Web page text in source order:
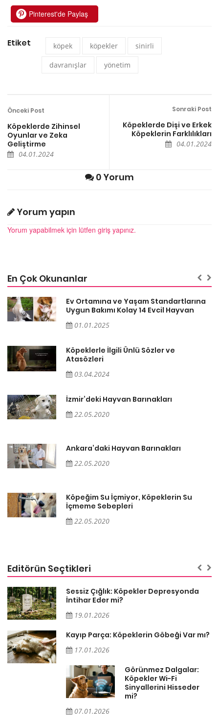
Pinterest'de Paylaş
Etiket köpek köpekler sinirli
davranışlar yönetim
Önceki Post
Köpeklerde Zihinsel
Oyunlar ve Zeka
Geliştirme
04.01.2024
Sonraki Post
Köpeklerde Dişi ve Erkek
Köpeklerin Farklılıkları
04.01.2024
0 Yorum
Yorum yapın
Yorum yapabilmek için lütfen giriş yapınız.
En Çok Okunanlar
Ev Ortamına ve Yaşam Standartlarına
Uygun Bakımı Kolay 14 Evcil Hayvan
01.01.2025
Köpeklerle İlgili Ünlü Sözler ve
Atasözleri
03.04.2024
İzmir’deki Hayvan Barınakları
22.05.2020
Ankara’daki Hayvan Barınakları
22.05.2020
Köpeğim Su İçmiyor, Köpeklerin Su
İçmeme Sebepleri
22.05.2020
Editörün Seçtikleri
Sessiz Çığlık: Köpekler Depresyonda
İntihar Eder mi?
19.01.2026
Kayıp Parça: Köpeklerin Göbeği Var mı?
17.01.2026
Görünmez Dalgalar:
Köpekler Wi-Fi
Sinyallerini Hisseder
mi?
07.01.2026